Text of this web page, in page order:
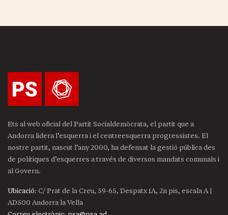
Ets al web oficial del Partit Socialdemòcrata, el partit que a
Andorra lidera l’esquerra i el centreesquerra progressistes. El
nostre partit, nascut l’any 2000, ha defensat la gestió pública des
de polítiques d’esquerres a través de diversos mandats comunals i
al Govern.
Ubicació: C/ Prat de la Creu, 59-65, Despatx 1A, 2n pis, escala A |
AD500 Andorra la Vella